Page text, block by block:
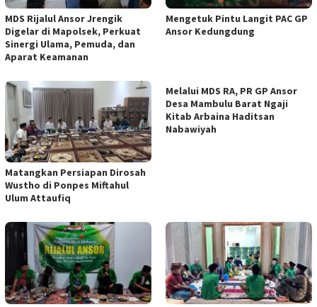
MDS Rijalul Ansor Jrengik
Digelar di Mapolsek, Perkuat
Sinergi Ulama, Pemuda, dan
Aparat Keamanan
Mengetuk Pintu Langit PAC GP
Ansor Kedungdung
Matangkan Persiapan Dirosah
Wustho di Ponpes Miftahul
Ulum Attaufiq
Melalui MDS RA, PR GP Ansor
Desa Mambulu Barat Ngaji
Kitab Arbaina Haditsan
Nabawiyah